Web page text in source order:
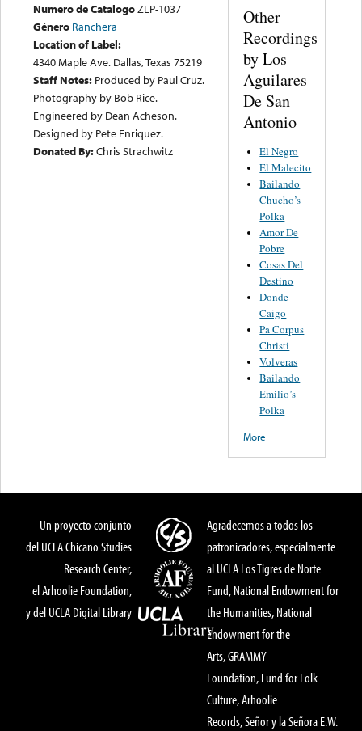
Numero de CatalogoZLP-1037
Género Ranchera
Location of Label:
4340 Maple Ave. Dallas, Texas 75219
Staff Notes: Produced by Paul Cruz.
Photography by Bob Rice.
Engineered by Dean Acheson.
Designed by Pete Enriquez.
Donated By:Chris Strachwitz
Other
Recordings
by Los
Aguilares
De San
Antonio
El Negro
El Malecito
Bailando
Chucho’s
Polka
Amor De
Pobre
Cosas Del
Destino
Donde
Caigo
Pa Corpus
Christi
Volveras
Bailando
Emilio’s
Polka
More
Un proyecto conjunto
del UCLA Chicano Studies
Research Center,
el Arhoolie Foundation,
y del UCLA Digital Library
Agradecemos a todos los
patronicadores, especialmente
al UCLA Los Tigres de Norte
Fund, National Endowment for
the Humanities, National
Endowment for the
Arts, GRAMMY
Foundation, Fund for Folk
Culture, Arhoolie
Records, Señor y la Señora E.W.